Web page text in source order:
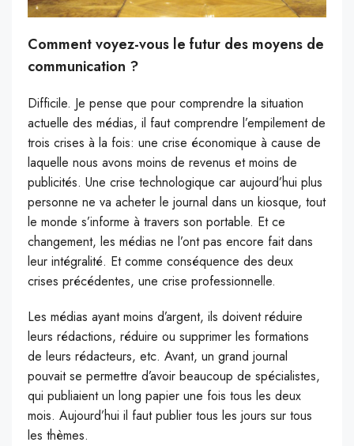
Comment voyez-vous le futur des moyens de
communication ?
Difficile. Je pense que pour comprendre la situation
actuelle des médias, il faut comprendre l’empilement de
trois crises à la fois: une crise économique à cause de
laquelle nous avons moins de revenus et moins de
publicités. Une crise technologique car aujourd’hui plus
personne ne va acheter le journal dans un kiosque, tout
le monde s’informe à travers son portable. Et ce
changement, les médias ne l’ont pas encore fait dans
leur intégralité. Et comme conséquence des deux
crises précédentes, une crise professionnelle.
Les médias ayant moins d’argent, ils doivent réduire
leurs rédactions, réduire ou supprimer les formations
de leurs rédacteurs, etc. Avant, un grand journal
pouvait se permettre d’avoir beaucoup de spécialistes,
qui publiaient un long papier une fois tous les deux
mois. Aujourd’hui il faut publier tous les jours sur tous
les thèmes.